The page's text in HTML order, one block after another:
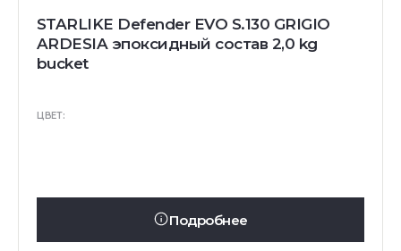
STARLIKE Defender EVO S.130 GRIGIO
ARDESIA эпоксидный состав 2,0 kg
bucket
ЦВЕТ:
Подробнее